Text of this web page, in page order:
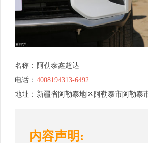
名称： 阿勒泰鑫超达
电话： 4008194313-6492
地址： 新疆省阿勒泰地区阿勒泰市阿勒泰
内容声明: